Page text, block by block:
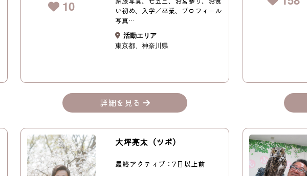
10
い初め、入学／卒業、プロフィール
写真…
活動エリア
東京都
神奈川県
詳細を見る
大坪亮太（ツボ）
最終アクティブ：7日以上前